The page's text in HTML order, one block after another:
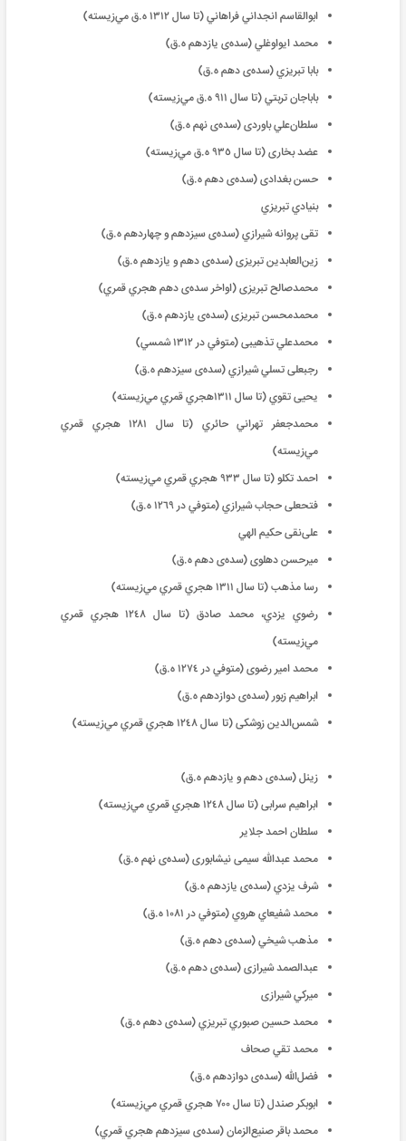
ابوالقاسم انجداني فراهاني (تا سال ١٣١٢ ه‌.ق ‌مي‌زيسته)
محمد ایواوغلي (سده‌ی يازدهم ه.‌ق)
بابا تبريزي (سده‌ی دهم ه.ق)
باباجان تربتي (تا سال ٩١١ ه.ق ‌مي‌زيسته)
سلطان‌علي باوردی (سده‌ی نهم ه‌.ق)
عضد بخاری‌ (تا سال ٩٣٥ ه.‌ق ‌مي‌زيسته)
حسن بغدادی (سده‌ی دهم ه.‌ق)
بنيادي تبريزي
تقی پروانه شيرازي (سده‌ی سيزدهم و چهاردهم ه.‌ق)
زين‌العابدين تبریزی (سده‌ی دهم و يازدهم ه.‌ق)
محمدصالح تبریزی (اواخر سده‌ی دهم هجري قمري)
محمدمحسن تبریزی (سده‌ی يازدهم ه.‌ق)
محمدعلي تذهیبی (متوفي در ١٣١٢ شمسي)
رجبعلی تسلي شيرازي (سده‌ی سيزدهم ه‌.ق)
یحیی تقوي (تا سال ١٣١١هجري قمري ‌مي‌زيسته)
محمدجعفر تهراني حائري (تا سال ١٢٨١ هجري قمري
‌مي‌زيسته)
احمد تکلو (تا سال ٩٣٣ هجري قمري ‌مي‌زيسته)
فتحعلی حجاب شيرازي (متوفي در ١٢٦٩ ه‌.ق)
علی‌نقی حکيم الهي
ميرحسن دهلوی (سده‌ی دهم ه‌.ق)
رسا مذهب (تا سال ١٣١١ هجري قمري ‌مي‌زيسته)
رضوي يزدي، محمد صادق (تا سال ١٢٤٨ هجري قمري
‌مي‌زيسته)
محمد امير رضوی‌ (متوفي در ١٢٧٤ ه.‌ق)
ابراهيم زبور‌ (سده‌ی دوازدهم ه‌.ق)
شمس‌الدين زوشکی (تا سال ١٢٤٨ هجري قمري ‌مي‌زيسته)
زينل (سده‌ی دهم و يازدهم ه‌.ق)
ابراهيم سرابی (تا سال ١٢٤٨ هجري قمري ‌مي‌زيسته)
سلطان احمد جلاير
محمد عبدالله سیمی نیشابوری (سده‌ی نهم ه.‌ق)
شرف يزدي (سده‌ی يازدهم ه.‌ق)
محمد شفيعاي هروي (متوفي در ١٠٨١ ه.‌ق)
مذهب شيخي (سده‌ی دهم ه.‌ق)
عبدالصمد شیرازی (سده‌ی دهم ه‌.ق)
ميرکي شیرازی
محمد حسین صبوري تبريزي (سده‌ی دهم ه.‌ق)
محمد تقي صحاف
فضل‌الله‌ (سده‌ی دوازدهم ه.‌ق)
ابوبکر صندل (تا سال ٧٠٠ هجري قمري ‌مي‌زيسته)
محمد باقر صنيع‌الزمان (سده‌ی سيزدهم هجري قمري)